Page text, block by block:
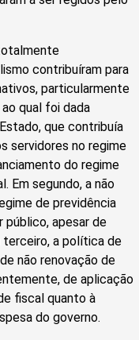
contribuíram para
particularmente
qual foi dada
que contribuía
servidores no regime
do regime
Em segundo, a não
de previdência
apesar de
terceiro, a política de
não renovação de
de aplicação
fiscal quanto à
do governo.